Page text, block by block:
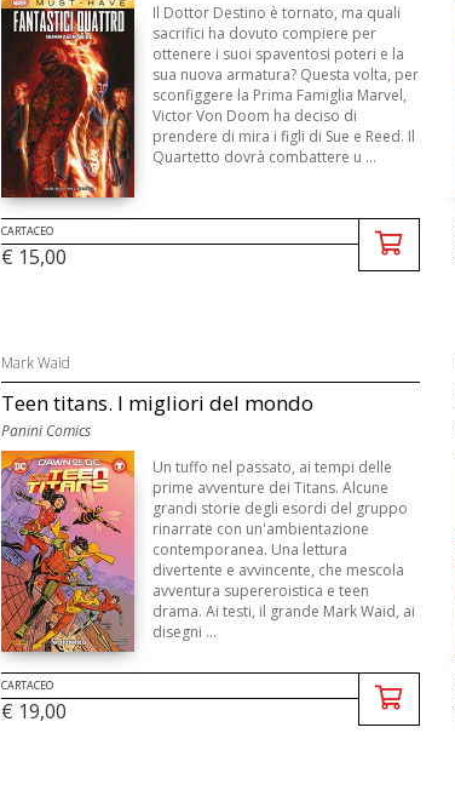
Il Dottor Destino è tornato, ma quali
sacrifici ha dovuto compiere per
ottenere i suoi spaventosi poteri e la
sua nuova armatura? Questa volta, per
sconfiggere la Prima Famiglia Marvel,
Victor Von Doom ha deciso di
prendere di mira i figli di Sue e Reed. Il
Quartetto dovrà combattere u ...
CARTACEO
€ 15,00
Mark Waid
Teen titans. I migliori del mondo
Panini Comics
Un tuffo nel passato, ai tempi delle
prime avventure dei Titans. Alcune
grandi storie degli esordi del gruppo
rinarrate con un'ambientazione
contemporanea. Una lettura
divertente e avvincente, che mescola
avventura supereroistica e teen
drama. Ai testi, il grande Mark Waid, ai
disegni ...
CARTACEO
€ 19,00